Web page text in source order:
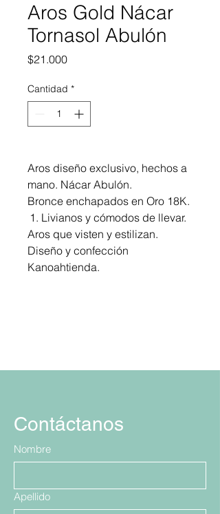
Aros Gold Nácar
Tornasol Abulón
$21.000Precio
Cantidad *
Aros diseño exclusivo, hechos a
mano. Nácar Abulón.
Bronce enchapados en Oro 18K.
Livianos y cómodos de llevar.
Aros que visten y estilizan.
Diseño y confección
Kanoahtienda.
Contáctanos
Nombre
Apellido